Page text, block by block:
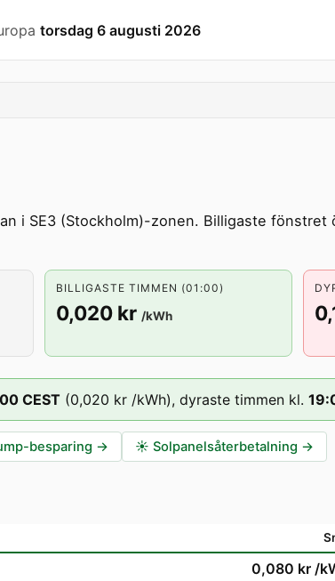
torsdag 6 augusti 2026
i SE3 (Stockholm)-zonen. Billigaste fönstret
BILLIGASTE TIMMEN (01:00)
0,020 kr /kWh
CEST (0,020 kr /kWh), dyraste timmen kl. 19
besparing → ☀️ Solpanelsåterbetalning →
0,080 kr /